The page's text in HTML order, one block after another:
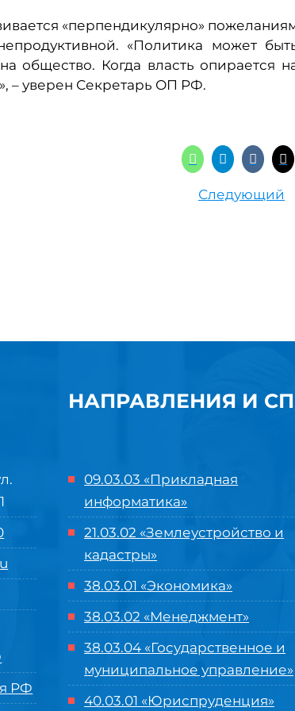
«перпендикулярно»
«Политика может
общество. Когда власть опирается
– уверен Секретарь ОП РФ.
Следующий
РФ
НАПРАВЛЕНИЯ И
09.03.03 «Прикладная
информатика»
21.03.02 «Землеустройство и
кадастры»
38.03.01 «Экономика»
38.03.02 «Менеджмент»
38.03.04 «Государственное и
муниципальное управление»
40.03.01 «Юриспруденция»